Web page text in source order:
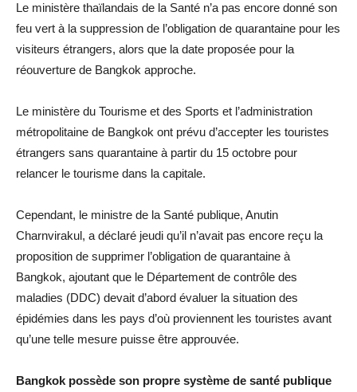
Le ministère thaïlandais de la Santé n’a pas encore donné son
feu vert à la suppression de l’obligation de quarantaine pour les
visiteurs étrangers, alors que la date proposée pour la
réouverture de Bangkok approche.
Le ministère du Tourisme et des Sports et l’administration
métropolitaine de Bangkok ont prévu d’accepter les touristes
étrangers sans quarantaine à partir du 15 octobre pour
relancer le tourisme dans la capitale.
Cependant, le ministre de la Santé publique, Anutin
Charnvirakul, a déclaré jeudi qu’il n’avait pas encore reçu la
proposition de supprimer l’obligation de quarantaine à
Bangkok, ajoutant que le Département de contrôle des
maladies (DDC) devait d’abord évaluer la situation des
épidémies dans les pays d’où proviennent les touristes avant
qu’une telle mesure puisse être approuvée.
Bangkok possède son propre système de santé publique